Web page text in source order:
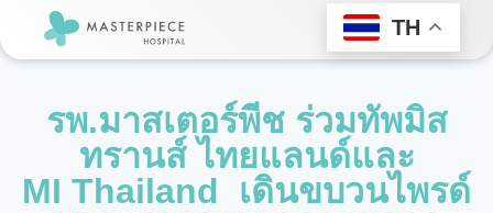
TH
รพ.มาสเตอร์พีช ร่วมทัพมิส
ทรานส์ ไทยแลนด์และ
MI Thailand เดินขบวนไพรด์